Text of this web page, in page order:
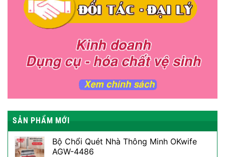
SẢN PHẨM MỚI
Bộ Chổi Quét Nhà Thông Minh OKwife
AGW-4486